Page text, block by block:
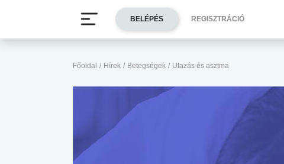
Főoldal / Hírek / Betegségek / Utazás és asztma
BELÉPÉS REGISZTRÁCIÓ